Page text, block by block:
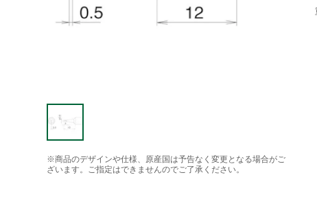
※商品のデザインや仕様、原産国は予告なく変更となる場合がご
ざいます。ご指定はできませんのでご了承ください。